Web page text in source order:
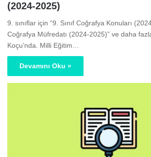
(2024-2025)
9. sınıflar için “9. Sınıf Coğrafya Konuları
Coğrafya Müfredatı (2024-2025)” ve daha
Koçu’nda. Milli Eğitim…
Devamını Oku »